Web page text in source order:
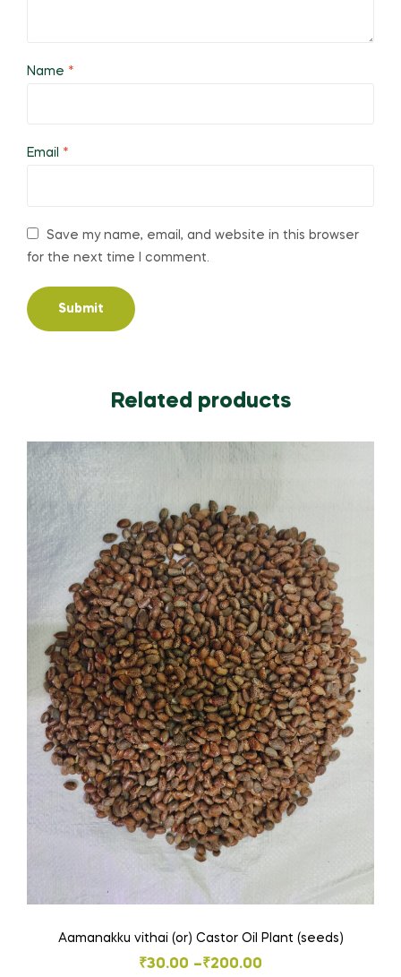
Name *
Email *
Save my name, email, and website in this browser
for the next time I comment.
Related products
Aamanakku vithai (or) Castor Oil Plant (seeds)
₹30.00 –₹200.00
Price